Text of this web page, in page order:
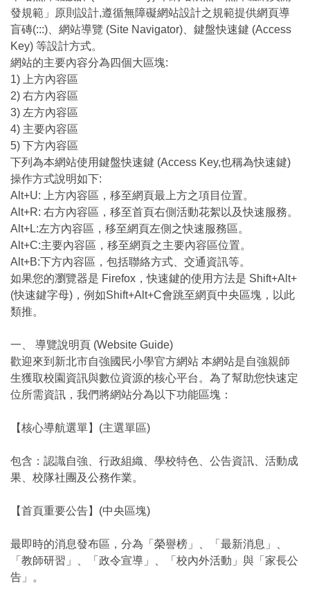
發規範」原則設計,遵循無障礙網站設計之規範提供網頁導
盲磚(:::)、網站導覽 (Site Navigator)、鍵盤快速鍵 (Access
Key) 等設計方式。
網站的主要內容分為四個大區塊:
1) 上方內容區
2) 右方內容區
3) 左方內容區
4) 主要內容區
5) 下方內容區
下列為本網站使用鍵盤快速鍵 (Access Key,也稱為快速鍵)
操作方式說明如下:
Alt+U: 上方內容區，移至網頁最上方之項目位置。
Alt+R: 右方內容區，移至首頁右側活動花絮以及快速服務。
Alt+L:左方內容區，移至網頁左側之快速服務區。
Alt+C:主要內容區，移至網頁之主要內容區位置。
Alt+B:下方內容區，包括聯絡方式、交通資訊等。
如果您的瀏覽器是 Firefox，快速鍵的使用方法是 Shift+Alt+
(快速鍵字母)，例如Shift+Alt+C會跳至網頁中央區塊，以此
類推。
一、 導覽說明頁 (Website Guide)
歡迎來到新北市自強國民小學官方網站 本網站是自強親師
生獲取校園資訊與數位資源的核心平台。為了幫助您快速定
位所需資訊，我們將網站分為以下功能區塊：
【核心導航選單】(主選單區)
包含：認識自強、行政組織、學校特色、公告資訊、活動成
果、校隊社團及公務作業。
【首頁重要公告】(中央區塊)
最即時的消息發布區，分為「榮譽榜」、「最新消息」、
「教師研習」、「政令宣導」、「校內外活動」與「家長公
告」。